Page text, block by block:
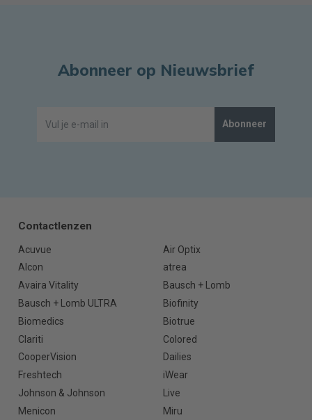
Abonneer op Nieuwsbrief
Abonneer
Contactlenzen
Acuvue
Air Optix
Alcon
atrea
Avaira Vitality
Bausch + Lomb
Bausch + Lomb ULTRA
Biofinity
Biomedics
Biotrue
Clariti
Colored
CooperVision
Dailies
Freshtech
iWear
Johnson & Johnson
Live
Menicon
Miru